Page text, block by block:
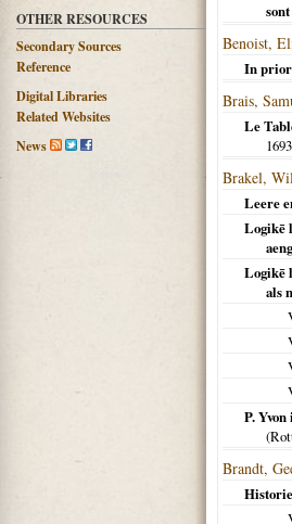
OTHER RESOURCES
Secondary Sources
Reference
Digital Libraries
Related Websites
News
Benoist,
In
Brais,
Le
1693
Brakel,
Leere
Logikē
Logikē
als
P.
(
Brandt,